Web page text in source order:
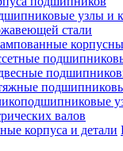
узлы и
стали
валов